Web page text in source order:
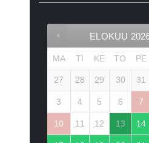
ELOKUU
MA TI KE TO PE
27 28 29 30 31
3 4 5 6 7
10 11 12 13 14